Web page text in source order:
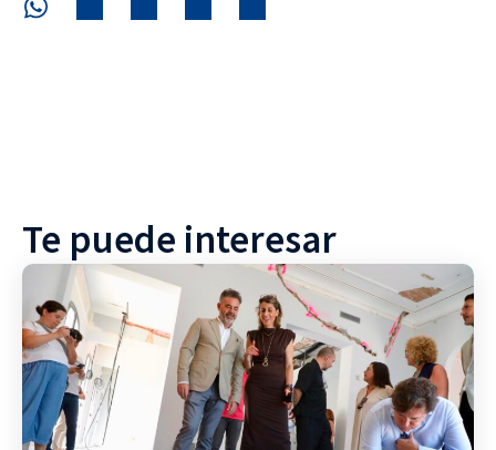
Te puede interesar